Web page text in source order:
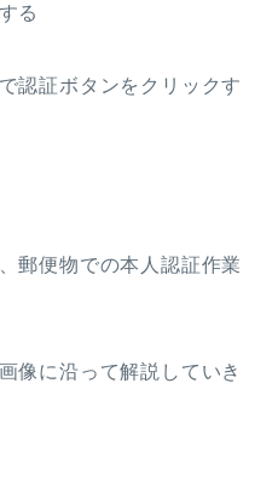
る
認証ボタンをクリックす
郵便物での本人認証作業
像に沿って解説していき